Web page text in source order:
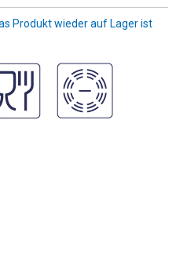
Produkt wieder auf Lager ist